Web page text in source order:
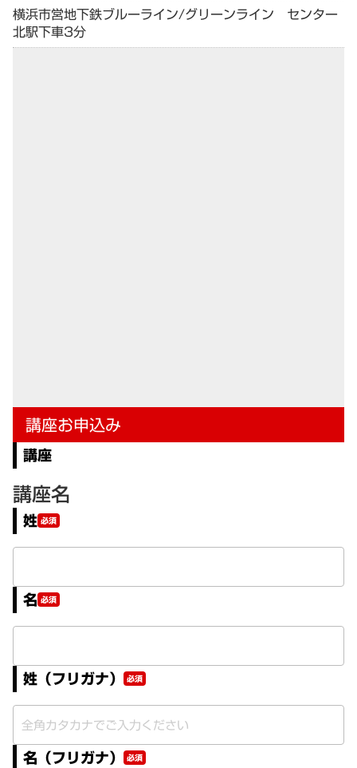
横浜市営地下鉄ブルーライン/グリーンライン センター
北駅下車3分
講座お申込み
講座
講座名
姓 必須
名 必須
姓（フリガナ） 必須
名（フリガナ） 必須